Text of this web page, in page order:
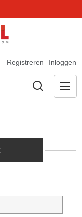
Registreren Inloggen